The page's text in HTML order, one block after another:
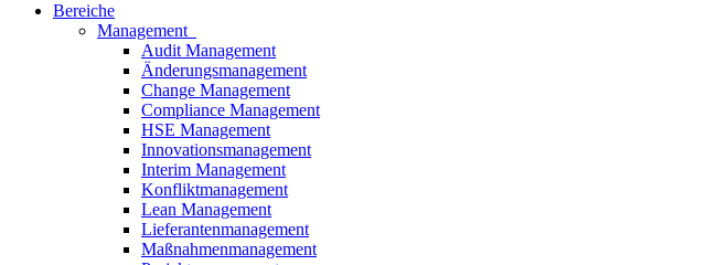
Bereiche
Management
Audit Management
Änderungsmanagement
Change Management
Compliance Management
HSE Management
Innovationsmanagement
Interim Management
Konfliktmanagement
Lean Management
Lieferantenmanagement
Maßnahmenmanagement